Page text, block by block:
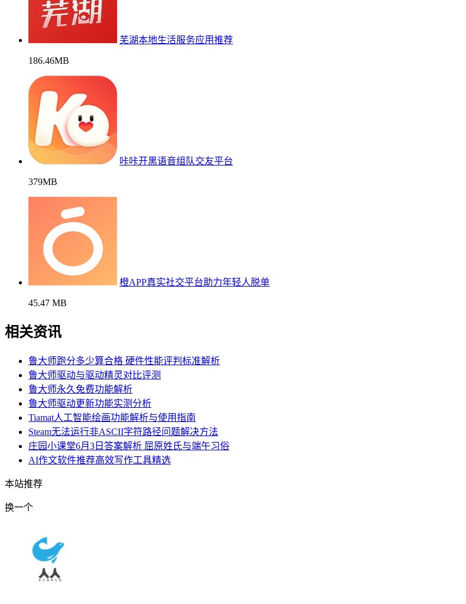
芜湖本地生活服务应用推荐
186.46MB
咔咔开黑语音组队交友平台
379MB
橙APP真实社交平台助力年轻人脱单
45.47 MB
相关资讯
鲁大师跑分多少算合格 硬件性能评判标准解析
鲁大师驱动与驱动精灵对比评测
鲁大师永久免费功能解析
鲁大师驱动更新功能实测分析
Tiamat人工智能绘画功能解析与使用指南
Steam无法运行非ASCII字符路径问题解决方法
庄园小课堂6月3日答案解析 屈原姓氏与端午习俗
AI作文软件推荐高效写作工具精选
本站推荐
换一个